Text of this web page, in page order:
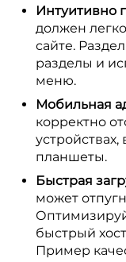
Интуитивно
должен
сайте.
разделы и
меню.
Мобильная
корректно
планшеты.
Быстрая
может
быстрый
Пример